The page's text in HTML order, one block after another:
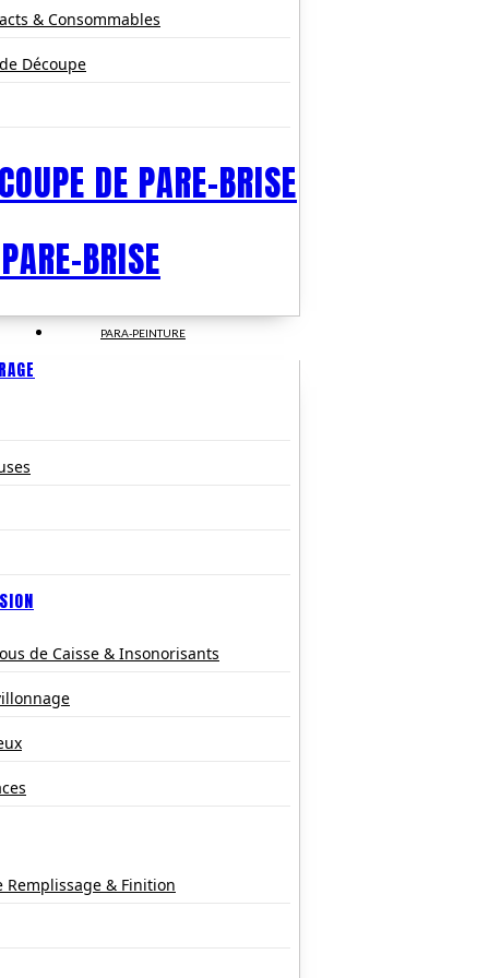
& Consommables
Découpe
DE PARE-BRISE
BRISE
PARA-PEINTURE
de Caisse & Insonorisants
Remplissage & Finition